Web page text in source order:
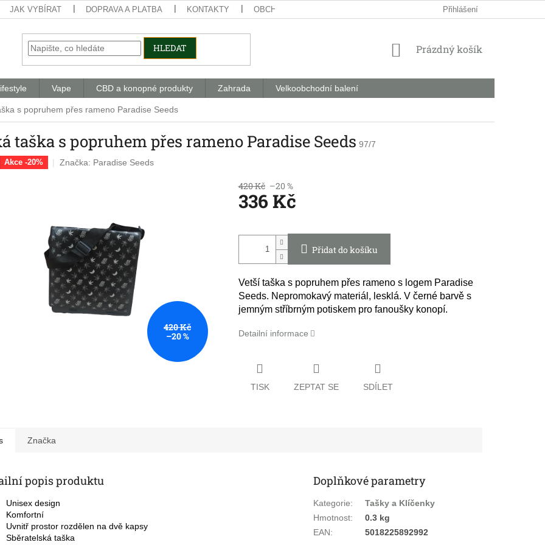
JAK VYBÍRAT DOPRAVA A PLATBA KONTAKTY OBCHODNÍ PODMÍNKY PODMÍNKY OCHRANY OSOBNÍCH ÚDAJŮ
Přihlášení
HLEDAT
NÁKUPNÍ
Prázdný košík
Vape CBD a konopné produkty Zahrada Velkoobchodní balení
s popruhem přes rameno Paradise Seeds
taška s popruhem přes rameno Paradise Seeds 97/7
Akce -20% Značka: Paradise Seeds
420 Kč
–20 %
420 Kč –20 %
336 Kč
cena:
Přidat do košíku
Vetší taška s popruhem přes rameno s logem Paradise
Seeds. Nepromokavý materiál, lesklá. V černé barvě s
jemným stříbrným potiskem pro fanoušky konopí.
Detailní informace
TISK ZEPTAT SE SDÍLET
Značka
popis produktu
Unisex design
Komfortní
Uvnitř prostor rozdělen na dvě kapsy
Sběratelská taška
Doplňkové parametry
Kategorie:
Tašky a Klíčenky
Hmotnost:
0.3 kg
EAN: 5018225892992